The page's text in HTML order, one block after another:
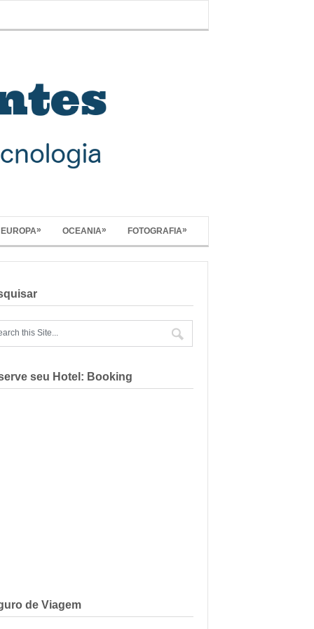
EUROPA» OCEANIA» FOTOGRAFIA»
seu Hotel: Booking
de Viagem